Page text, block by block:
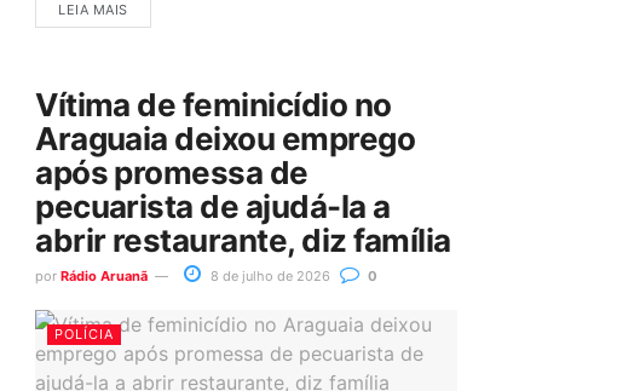
LEIA MAIS
Vítima de feminicídio no
Araguaia deixou emprego
após promessa de
pecuarista de ajudá-la a
abrir restaurante, diz família
por Rádio Aruanã 8 de julho de 2026 0
POLÍCIA